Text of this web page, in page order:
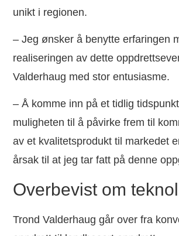
unikt i regionen.
– Jeg ønsker å benytte erfaringen
realiseringen av dette
Valderhaug med stor entusiasme.
– Å komme inn på et tidlig
muligheten til å påvirke frem til
av et kvalitetsprodukt til markedet
årsak til at jeg tar fatt på denne
Overbevist om
Trond Valderhaug går over fra